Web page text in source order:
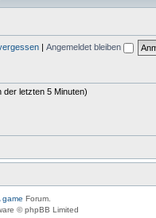
| Angemeldet bleiben
letzten 5 Minuten)
game Forum.
© phpBB Limited